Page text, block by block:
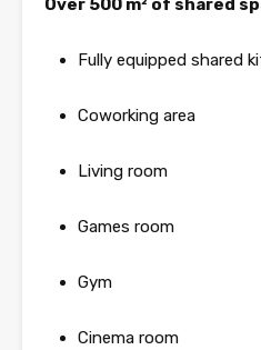
Over 500 m² of shared
Fully equipped shared
Coworking area
Living room
Games room
Gym
Cinema room